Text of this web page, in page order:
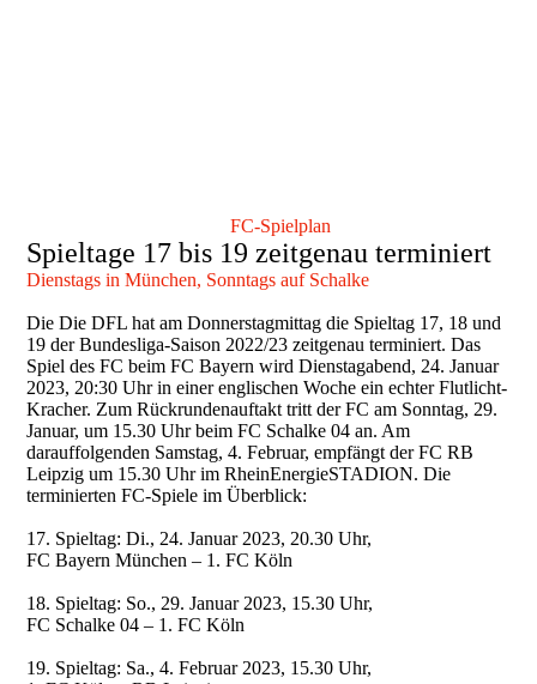
FC-Spielplan
Spieltage 17 bis 19 zeitgenau terminiert
Dienstags in München, Sonntags auf Schalke
Die Die DFL hat am Donnerstagmittag die Spieltag 17, 18 und
19 der Bundesliga-Saison 2022/23 zeitgenau terminiert. Das
Spiel des FC beim FC Bayern wird Dienstagabend, 24. Januar
2023, 20:30 Uhr in einer englischen Woche ein echter Flutlicht-
Kracher. Zum Rückrundenauftakt tritt der FC am Sonntag, 29.
Januar, um 15.30 Uhr beim FC Schalke 04 an. Am
darauffolgenden Samstag, 4. Februar, empfängt der FC RB
Leipzig um 15.30 Uhr im RheinEnergieSTADION. Die
terminierten FC-Spiele im Überblick:
17. Spieltag: Di., 24. Januar 2023, 20.30 Uhr,
FC Bayern München – 1. FC Köln
18. Spieltag: So., 29. Januar 2023, 15.30 Uhr,
FC Schalke 04 – 1. FC Köln
19. Spieltag: Sa., 4. Februar 2023, 15.30 Uhr,